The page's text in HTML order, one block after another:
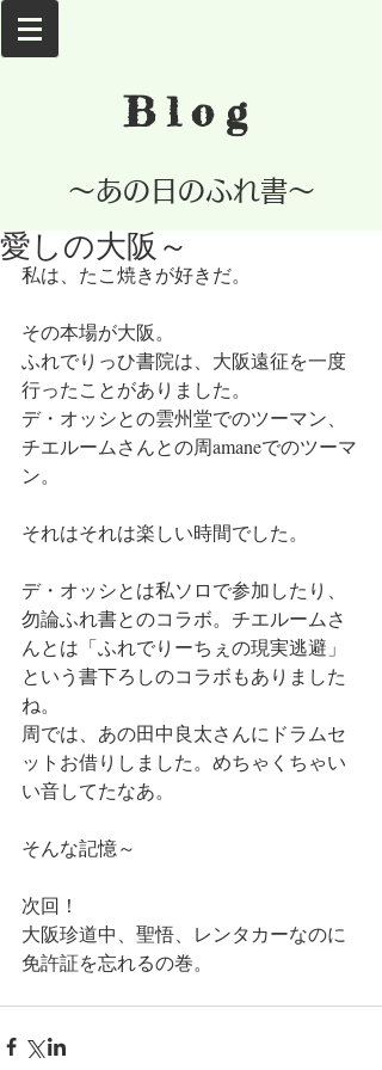
Blog
​～あの日のふれ書～
愛しの大阪～
私は、たこ焼きが好きだ。
その本場が大阪。
ふれでりっひ書院は、大阪遠征を一度
行ったことがありました。
デ・オッシとの雲州堂でのツーマン、
チエルームさんとの周amaneでのツーマ
ン。
それはそれは楽しい時間でした。
デ・オッシとは私ソロで参加したり、
勿論ふれ書とのコラボ。チエルームさ
んとは「ふれでりーちぇの現実逃避」
という書下ろしのコラボもありました
ね。
周では、あの田中良太さんにドラムセ
ットお借りしました。めちゃくちゃい
い音してたなあ。
そんな記憶～
次回！
大阪珍道中、聖悟、レンタカーなのに
免許証を忘れるの巻。